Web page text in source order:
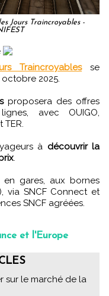
Jours Traincroyables -
Traincroyablesse
2025.
proposera des offres
avec OUIGO,
TER.
à découvrir la
.
gares, aux bornes
via SNCF Connect et
SNCF agréées.
et l'Europe
sur le marché de la